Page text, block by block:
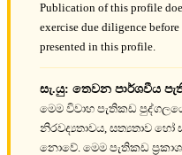
Publication of this profile
exercise due diligence
presented in this profile.
සැ.යු: තෙවන පාර්ශවීය
මෙම විවාහ පැතිකඩ
නිරවද්‍යතාවය, සත්‍යතාව
නොවේ. මෙම පැතිකඩ